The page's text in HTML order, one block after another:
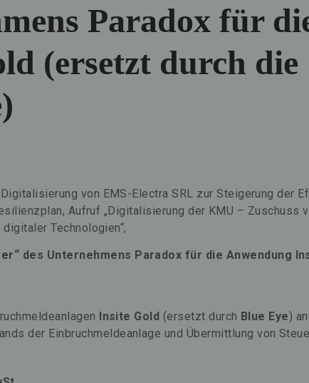
Paradox für
(ersetzt durch die
von EMS-Electra SRL zur Steigerung der
Aufruf „Digitalisierung der KMU – Zuschuss
Technologien“,
des Unternehmens Paradox für die Anwendung
Insite Gold (ersetzt durch Blue Eye)
der Einbruchmeldeanlage und Übermittlung von